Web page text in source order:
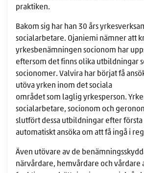
praktiken.
Bakom sig har han 30 års
socialarbetare. Ojaniemi nämner att
yrkesbenämningen socionom har
eftersom det finns olika utbildningar
socionomer. Valvira har börjat få
utöva yrken inom det sociala
området som laglig yrkesperson.
socialarbetare, socionom och
slutfört dessa utbildningar efter första
automatiskt ansöka om att få ingå i
Även utövare av de
närvårdare, hemvårdare och vårdare